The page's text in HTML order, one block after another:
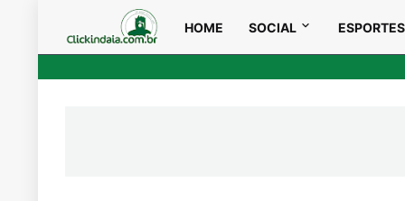
HOME SOCIAL ESPORTES